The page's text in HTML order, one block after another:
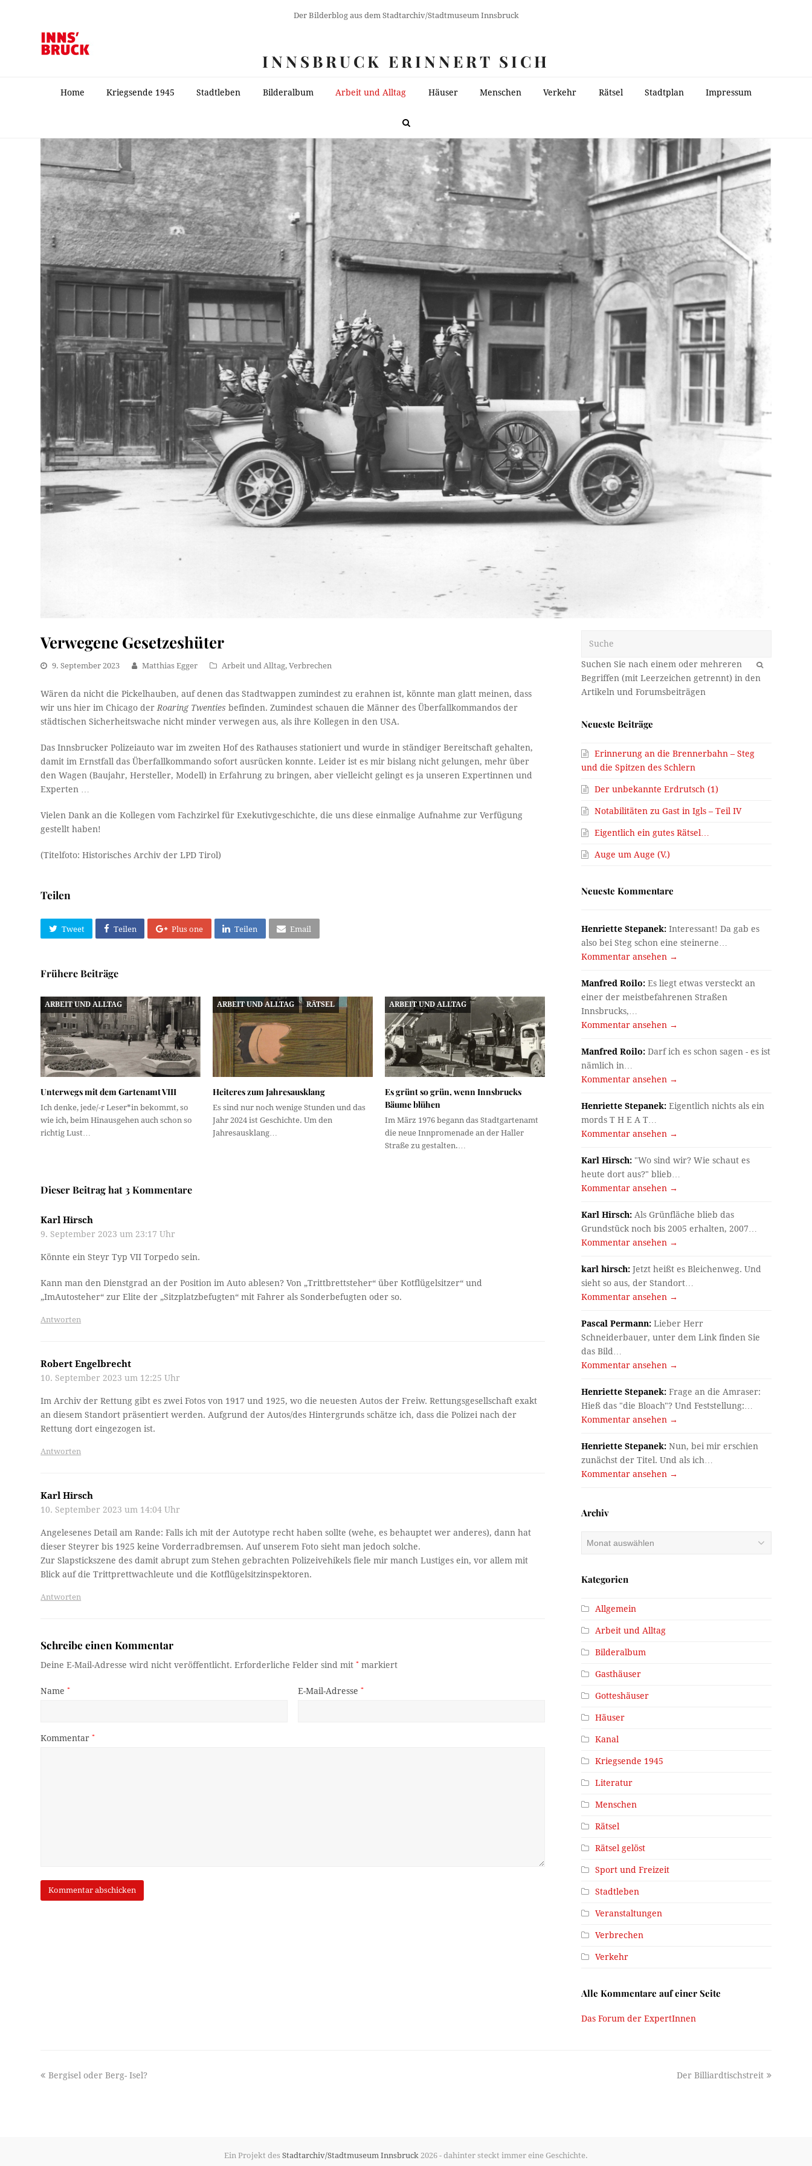
Der Bilderblog aus dem Stadtarchiv/Stadtmuseum Innsbruck
INNSBRUCK ERINNERT SICH
Home Kriegsende 1945 Stadtleben Bilderalbum Arbeit und Alltag Häuser Menschen Verkehr Rätsel Stadtplan Impressum
Verwegene Gesetzeshüter
9. September 2023 Matthias Egger Arbeit und Alltag,Verbrechen
Wären da nicht die Pickelhauben, auf denen das Stadtwappen zumindest zu erahnen ist, könnte man glatt meinen, dass
wir uns hier im Chicago derRoaring Twenties befinden. Zumindest schauen die Männer des Überfallkommandos der
städtischen Sicherheitswache nicht minder verwegen aus, als ihre Kollegen in den USA.
Das Innsbrucker Polizeiauto war im zweiten Hof des Rathauses stationiert und wurde in ständiger Bereitschaft gehalten,
damit im Ernstfall das Überfallkommando sofort ausrücken konnte. Leider ist es mir bislang nicht gelungen, mehr über
den Wagen (Baujahr, Hersteller, Modell) in Erfahrung zu bringen, aber vielleicht gelingt es ja unseren Expertinnen und
Experten …
Vielen Dank an die Kollegen vom Fachzirkel für Exekutivgeschichte, die uns diese einmalige Aufnahme zur Verfügung
gestellt haben!
(Titelfoto: Historisches Archiv der LPD Tirol)
Teilen
Tweet Teilen Plus one Teilen Email
Frühere Beiträge
ARBEIT UND ALLTAG
Unterwegs mit dem Gartenamt VIII
Ich denke, jede/-r Leser*in bekommt, so
wie ich, beim Hinausgehen auch schon so
richtig Lust…
ARBEIT UND ALLTAG RÄTSEL
Heiteres zum Jahresausklang
Es sind nur noch wenige Stunden und das
Jahr 2024 ist Geschichte. Um den
Jahresausklang…
ARBEIT UND ALLTAG
Es grünt so grün, wenn Innsbrucks
Bäume blühen
Im März 1976 begann das Stadtgartenamt
die neue Innpromenade an der Haller
Straße zu gestalten.…
Dieser Beitrag hat 3 Kommentare
Karl Hirsch
9. September 2023 um 23:17 Uhr
Könnte ein Steyr Typ VII Torpedo sein.
Kann man den Dienstgrad an der Position im Auto ablesen? Von „Trittbrettsteher“ über Kotflügelsitzer“ und
„ImAutosteher“ zur Elite der „Sitzplatzbefugten“ mit Fahrer als Sonderbefugten oder so.
Antworten
Robert Engelbrecht
10. September 2023 um 12:25 Uhr
Im Archiv der Rettung gibt es zwei Fotos von 1917 und 1925, wo die neuesten Autos der Freiw. Rettungsgesellschaft exakt
an diesem Standort präsentiert werden. Aufgrund der Autos/des Hintergrunds schätze ich, dass die Polizei nach der
Rettung dort eingezogen ist.
Antworten
Karl Hirsch
10. September 2023 um 14:04 Uhr
Angelesenes Detail am Rande: Falls ich mit der Autotype recht haben sollte (wehe, es behauptet wer anderes), dann hat
dieser Steyrer bis 1925 keine Vorderradbremsen. Auf unserem Foto sieht man jedoch solche.
Zur Slapstickszene des damit abrupt zum Stehen gebrachten Polizeivehikels fiele mir manch Lustiges ein, vor allem mit
Blick auf die Trittprettwachleute und die Kotflügelsitzinspektoren.
Antworten
Schreibe einen Kommentar
Deine E-Mail-Adresse wird nicht veröffentlicht. Erforderliche Felder sind mit* markiert
Name* E-Mail-Adresse *
Kommentar*
OK
Neueste Beiträge
Erinnerung an die Brennerbahn – Steg
und die Spitzen des Schlern
Der unbekannte Erdrutsch (1)
Notabilitäten zu Gast in Igls – Teil IV
Eigentlich ein gutes Rätsel…
Auge um Auge (V.)
Neueste Kommentare
Henriette Stepanek: Interessant! Da gab es
also bei Steg schon eine steinerne…
Kommentar ansehen →
Manfred Roilo: Es liegt etwas versteckt an
einer der meistbefahrenen Straßen
Innsbrucks,…
Kommentar ansehen →
Manfred Roilo: Darf ich es schon sagen - es ist
nämlich in…
Kommentar ansehen →
Henriette Stepanek: Eigentlich nichts als ein
mords T H E A T…
Kommentar ansehen →
Karl Hirsch: "Wo sind wir? Wie schaut es
heute dort aus?" blieb…
Kommentar ansehen →
Karl Hirsch: Als Grünfläche blieb das
Grundstück noch bis 2005 erhalten, 2007…
Kommentar ansehen →
karl hirsch: Jetzt heißt es Bleichenweg. Und
sieht so aus, der Standort…
Kommentar ansehen →
Pascal Permann: Lieber Herr
Schneiderbauer, unter dem Link finden Sie
das Bild…
Kommentar ansehen →
Henriette Stepanek: Frage an die Amraser:
Hieß das "die Bloach"? Und Feststellung:…
Kommentar ansehen →
Henriette Stepanek: Nun, bei mir erschien
zunächst der Titel. Und als ich…
Kommentar ansehen →
Archiv
Kategorien
Allgemein
Arbeit und Alltag
Bilderalbum
Gasthäuser
Gotteshäuser
Häuser
Kanal
Kriegsende 1945
Literatur
Menschen
Rätsel
Rätsel gelöst
Sport und Freizeit
Stadtleben
Veranstaltungen
Verbrechen
Verkehr
Alle Kommentare auf einer Seite
Das Forum der ExpertInnen
previous
Bergisel oder Berg- Isel?
next
Der Billiardtischstreit
Ein Projekt des Stadtarchiv/Stadtmuseum Innsbruck 2026 - dahinter steckt immer eine Geschichte.